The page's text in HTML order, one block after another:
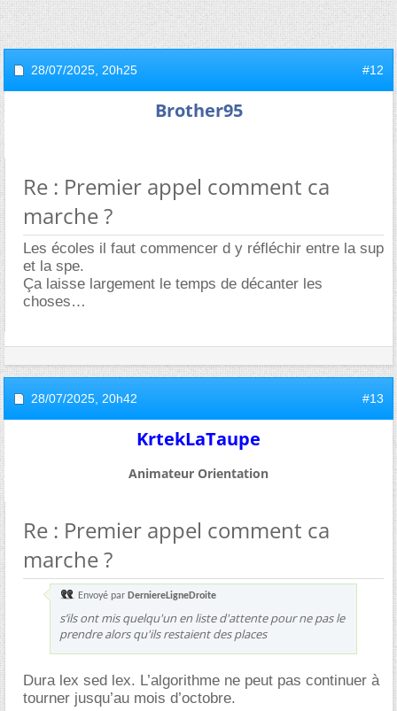
28/07/2025, 20h25 #12
Brother95
Re : Premier appel comment ca
marche ?
Les écoles il faut commencer d y réfléchir entre la sup
et la spe.
Ça laisse largement le temps de décanter les
choses
28/07/2025, 20h42 #13
KrtekLaTaupe
Animateur Orientation
Re : Premier appel comment ca
marche ?
Envoyé par DerniereLigneDroite
s’ils ont mis quelqu'un en liste d'attente pour ne pas le
prendre alors qu'ils restaient des places
Dura lex sed lex. L’algorithme ne peut pas continuer à
tourner jusqu’au mois d’octobre.